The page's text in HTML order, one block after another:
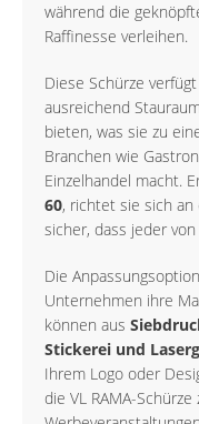
während die
Raffinesse verleihen.
Diese Schürze
ausreichend
bieten, was sie zu
Branchen wie
Einzelhandel macht.
60, richtet sie sich
sicher, dass jeder
Die
Unternehmen ihre
können aus
Stickerei und
Ihrem Logo oder
die VL RAMA-